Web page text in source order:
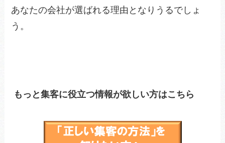
あなたの会社が選ばれる理由となりうるでしょ
う。
もっと集客に役立つ情報が欲しい方はこちら